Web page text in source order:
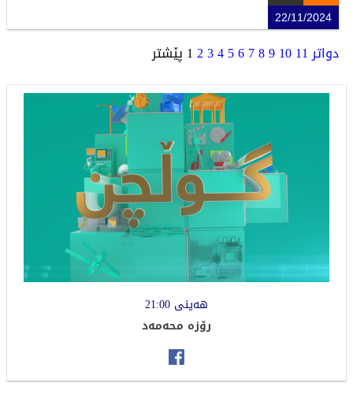
هەینی 21:00
رۆزە محەمەد
22/11/2024
دواتر 1 234567891011 پێشتر